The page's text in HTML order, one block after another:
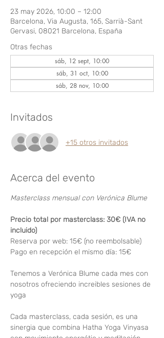
23 may 2026, 10:00 – 12:00
Barcelona, Via Augusta, 165, Sarrià-Sant
Gervasi, 08021 Barcelona, España
Otras fechas
sáb, 12 sept, 10:00
sáb, 31 oct, 10:00
sáb, 28 nov, 10:00
Invitados
+15 otros invitados
Acerca del evento
Masterclass mensual con Verónica Blume
Precio total por masterclass: 30€ (IVA no
incluido)
Reserva por web: 15€ (no reembolsable)
Pago en recepción el mismo día: 15€
Tenemos a Verónica Blume cada mes con
nosotros ofreciendo increibles sesiones de
yoga
Cada masterclass, cada sesión, es una
sinergia que combina Hatha Yoga Vinyasa